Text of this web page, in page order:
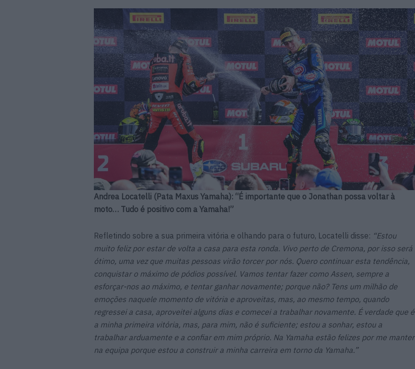
Andrea Locatelli (Pata Maxus Yamaha): “É importante que o Jonathan possa voltar à
moto… Tudo é positivo com a Yamaha!”
Refletindo sobre a sua primeira vitória e olhando para o futuro, Locatelli disse: “Estou
muito feliz por estar de volta a casa para esta ronda. Vivo perto de Cremona, por isso será
ótimo, uma vez que muitas pessoas virão torcer por nós. Quero continuar esta tendência,
conquistar o máximo de pódios possível. Vamos tentar fazer como Assen, sempre a
esforçar-nos ao máximo, e tentar ganhar novamente; porque não? Tens um milhão de
emoções naquele momento de vitória e aproveitas, mas, ao mesmo tempo, quando
regressei a casa, aproveitei alguns dias e comecei a trabalhar novamente. É verdade que é
a minha primeira vitória, mas, para mim, não é suficiente; estou a sonhar, estou a
trabalhar arduamente e a confiar em mim próprio. Na Yamaha estão felizes por me manter
na equipa porque estou a construir a minha carreira em torno da Yamaha.”